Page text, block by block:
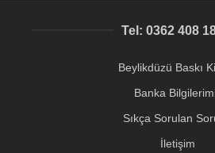
Tel: 0362 408
Beylikdüzü Baskı
Banka
Sıkça Sorulan
İletişim